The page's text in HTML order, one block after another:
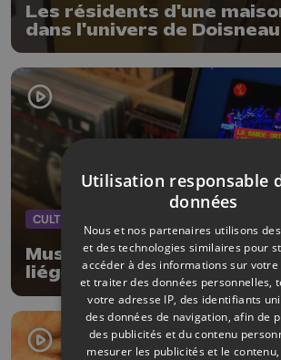
Les résidents d'une
dans l'univers de Doisneau
CULTURE
Musique belge : plus de
liégeois réunis sur 5
Utilisation responsable
données
Nous et nos partenaires utilisons
et des technologies similaires pour
accéder à des informations sur votre
et traiter des données personnelles,
votre adresse IP, des identifiants
des données de navigation, afin de
des publicités et du contenu
mesurer les publicités et le